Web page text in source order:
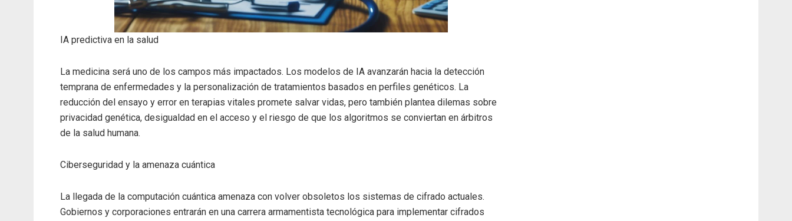
IA predictiva en la salud
La medicina será uno de los campos más impactados. Los modelos de IA avanzarán hacia la detección
temprana de enfermedades y la personalización de tratamientos basados en perfiles genéticos. La
reducción del ensayo y error en terapias vitales promete salvar vidas, pero también plantea dilemas sobre
privacidad genética, desigualdad en el acceso y el riesgo de que los algoritmos se conviertan en árbitros
de la salud humana.
Ciberseguridad y la amenaza cuántica
La llegada de la computación cuántica amenaza con volver obsoletos los sistemas de cifrado actuales.
Gobiernos y corporaciones entrarán en una carrera armamentista tecnológica para implementar cifrados